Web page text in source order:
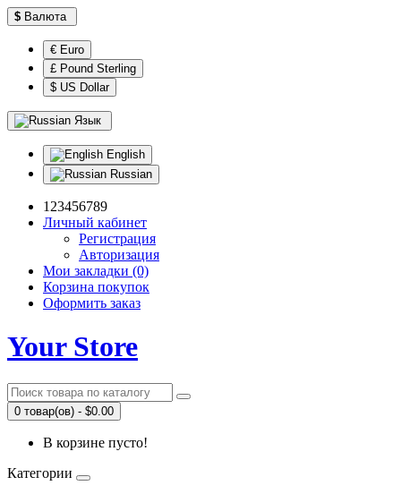
$ Валюта
€ Euro
£ Pound Sterling
$ US Dollar
Язык
English
Russian
123456789
Личный кабинет
Регистрация
Авторизация
Мои закладки (0)
Корзина покупок
Оформить заказ
Your Store
0 товар(ов) - $0.00
В корзине пусто!
Категории